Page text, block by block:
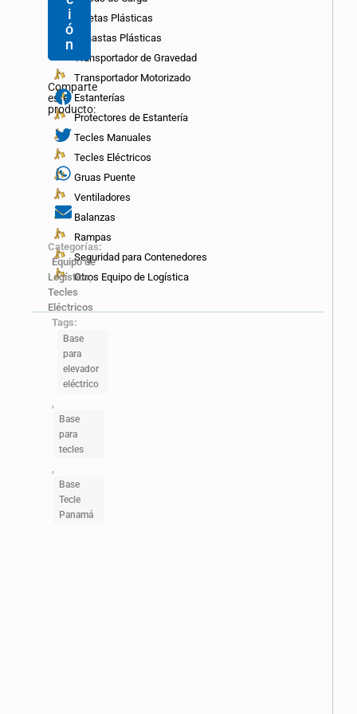
Paletas Plásticas
Canastas Plásticas
Transportador de Gravedad
Transportador Motorizado
Estanterías
Protectores de Estantería
Tecles Manuales
Tecles Eléctricos
Gruas Puente
Ventiladores
Balanzas
Rampas
Seguridad para Contenedores
Otros Equipo de Logística
i
ó
n
Comparte
este
producto:
Categorías:
Equipo de
Logística,
Tecles
Eléctricos
Tags:
Base
para
elevador
eléctrico
,
Base
para
tecles
,
Base
Tecle
Panamá